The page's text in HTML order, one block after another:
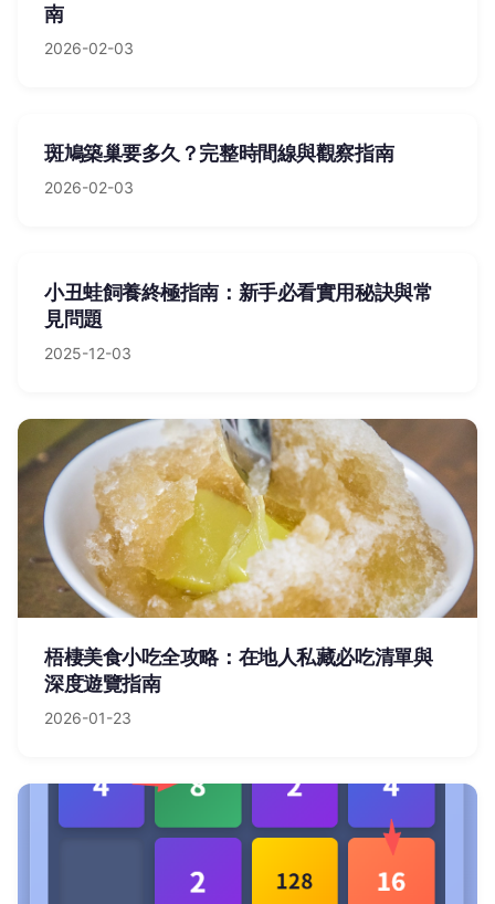
南
2026-02-03
斑鳩築巢要多久？完整時間線與觀察指南
2026-02-03
小丑蛙飼養終極指南：新手必看實用秘訣與常
見問題
2025-12-03
梧棲美食小吃全攻略：在地人私藏必吃清單與
深度遊覽指南
2026-01-23